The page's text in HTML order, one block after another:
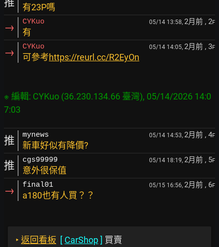
有23P嗎
→ CYKuo 05/14 13:58, 2月前 , 2F
有
→ CYKuo 05/14 14:05, 2月前 , 3F
可參考https://reurl.cc/R2EyOn
※ 編輯: CYKuo (36.230.134.66 臺灣), 05/14/2026 14:0
推 mynews 05/14 14:53, 2月前 , 4F
新車好似有降價?
推 cgs99999 05/14 18:19, 2月前 , 5F
意外很保值
→ final01 05/15 16:56, 2月前 , 6F
a180也有人買？？
‣ 返回看板 [ CarShop] 買賣